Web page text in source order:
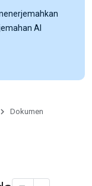
AI
Dokumen